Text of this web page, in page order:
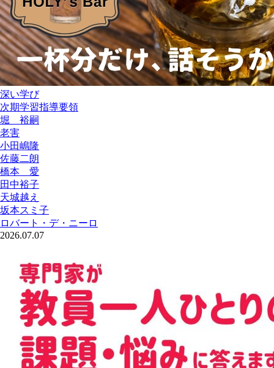
深い学び
次期学習指導要領
堀 裕嗣
老害
小田嶋隆
佐藤二朗
橋本 愛
田中裕子
天城越え
坂本スミ子
ロバート・デ・ニーロ
2026.07.07